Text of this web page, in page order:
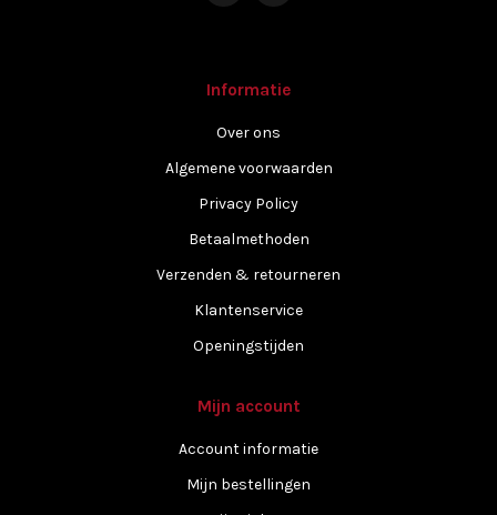
Informatie
Over ons
Algemene voorwaarden
Privacy Policy
Betaalmethoden
Verzenden & retourneren
Klantenservice
Openingstijden
Mijn account
Account informatie
Mijn bestellingen